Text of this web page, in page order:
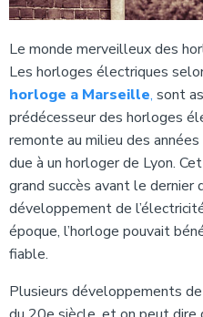
Le monde merveilleux des
Les horloges électriques
horloge a Marseille, sont
prédécesseur des horloges
remonte au milieu des
due à un horloger de Lyon.
grand succès avant le
développement de
époque, l’horloge pouvait
fiable.
Plusieurs développements de